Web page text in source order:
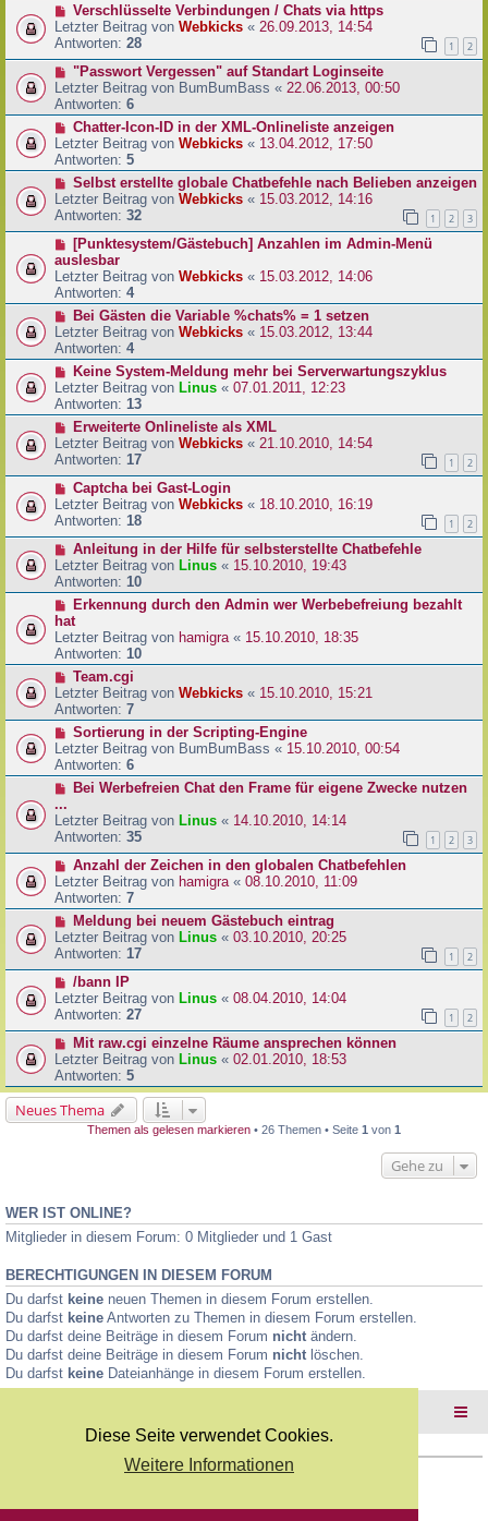
Diese Seite verwendet Cookies.
Weitere Informationen
Verschlüsselte Verbindungen / Chats via https
Letzter Beitrag von Webkicks « 26.09.2013, 14:54
Antworten: 28 1 2
"Passwort Vergessen" auf Standart Loginseite
Letzter Beitrag von BumBumBass « 22.06.2013, 00:50
Antworten: 6
Chatter-Icon-ID in der XML-Onlineliste anzeigen
Letzter Beitrag von Webkicks « 13.04.2012, 17:50
Antworten: 5
Selbst erstellte globale Chatbefehle nach Belieben anzeigen
Letzter Beitrag von Webkicks « 15.03.2012, 14:16
Antworten: 32 1 2 3
[Punktesystem/Gästebuch] Anzahlen im Admin-Menü
auslesbar
Letzter Beitrag von Webkicks « 15.03.2012, 14:06
Antworten: 4
Bei Gästen die Variable %chats% = 1 setzen
Letzter Beitrag von Webkicks « 15.03.2012, 13:44
Antworten: 4
Keine System-Meldung mehr bei Serverwartungszyklus
Letzter Beitrag von Linus « 07.01.2011, 12:23
Antworten: 13
Erweiterte Onlineliste als XML
Letzter Beitrag von Webkicks « 21.10.2010, 14:54
Antworten: 17 1 2
Captcha bei Gast-Login
Letzter Beitrag von Webkicks « 18.10.2010, 16:19
Antworten: 18 1 2
Anleitung in der Hilfe für selbsterstellte Chatbefehle
Letzter Beitrag von Linus « 15.10.2010, 19:43
Antworten: 10
Erkennung durch den Admin wer Werbebefreiung bezahlt
hat
Letzter Beitrag von hamigra « 15.10.2010, 18:35
Antworten: 10
Team.cgi
Letzter Beitrag von Webkicks « 15.10.2010, 15:21
Antworten: 7
Sortierung in der Scripting-Engine
Letzter Beitrag von BumBumBass « 15.10.2010, 00:54
Antworten: 6
Bei Werbefreien Chat den Frame für eigene Zwecke nutzen
...
Letzter Beitrag von Linus « 14.10.2010, 14:14
Antworten: 35 1 2 3
Anzahl der Zeichen in den globalen Chatbefehlen
Letzter Beitrag von hamigra « 08.10.2010, 11:09
Antworten: 7
Meldung bei neuem Gästebuch eintrag
Letzter Beitrag von Linus « 03.10.2010, 20:25
Antworten: 17 1 2
/bann IP
Letzter Beitrag von Linus « 08.04.2010, 14:04
Antworten: 27 1 2
Mit raw.cgi einzelne Räume ansprechen können
Letzter Beitrag von Linus « 02.01.2010, 18:53
Antworten: 5
Neues Thema
Themen als gelesen markieren • 26 Themen • Seite 1 von 1
Gehe zu
WER IST ONLINE?
Mitglieder in diesem Forum: 0 Mitglieder und 1 Gast
BERECHTIGUNGEN IN DIESEM FORUM
Du darfst keine neuen Themen in diesem Forum erstellen.
Du darfst keine Antworten zu Themen in diesem Forum erstellen.
Du darfst deine Beiträge in diesem Forum nicht ändern.
Du darfst deine Beiträge in diesem Forum nicht löschen.
Du darfst keine Dateianhänge in diesem Forum erstellen.
Deutsche Übersetzung durchphpBB.de